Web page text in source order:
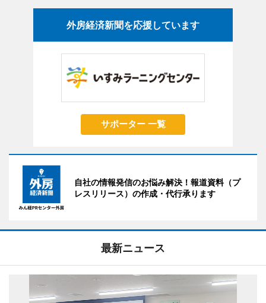
外房経済新聞を応援しています
サポーター 一覧
自社の情報発信のお悩み解決！報道資料（プ
レスリリース）の作成・代行承ります
最新ニュース